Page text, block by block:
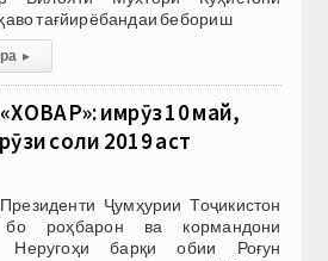
тағйирёбандаи бебориш
▸
имрӯз 10 май,
соли 2019 аст
Ҷумҳурии Тоҷикистон
роҳбарон ва кормандони
Неругоҳи барқи обии Роғун